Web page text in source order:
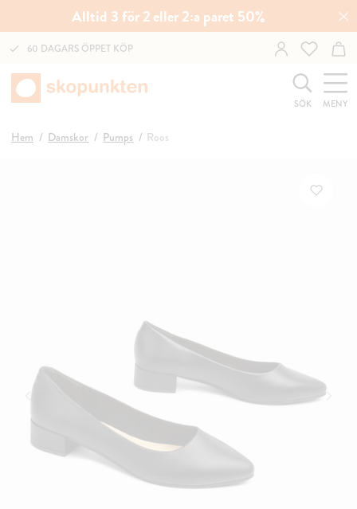
Alltid 3 för 2 eller 2:a paret 50%
60 DAGARS ÖPPET KÖP
SÖK MENY
Hem Damskor Pumps Roos